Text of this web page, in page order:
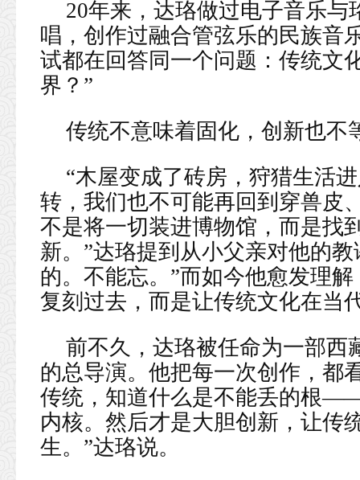
20年来，达珞做过电子音乐
唱，创作过融合管弦乐的民族音
试都在回答同一个问题：传统文
界？”
传统不意味着固化，创新也不
“木屋变成了砖房，狩猎生活
转，我们也不可能再回到穿兽皮
不是将一切装进博物馆，而是
新。”达珞提到从小父亲对他的
的。不能忘。”而如今他愈发理
复刻过去，而是让传统文化在当
前不久，达珞被任命为一部西
的总导演。他把每一次创作，都
传统，知道什么是不能丢的根
内核。然后才是大胆创新，让传
生。”达珞说。